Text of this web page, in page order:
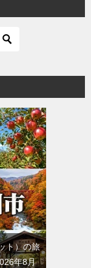
ト）の旅
年8月